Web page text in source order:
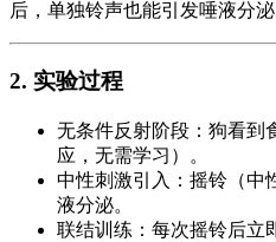
后，单独铃声也能引发唾液分泌
2. 实验过程
无条件反射阶段：狗看到
应，无需学习）。
中性刺激引入：摇铃（中
液分泌。
联结训练：每次摇铃后立